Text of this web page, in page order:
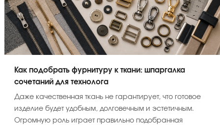
Как подобрать фурнитуру к ткани: шпаргалка
сочетаний для технолога
Даже качественная ткань не гарантирует, что готовое
изделие будет удобным, долговечным и эстетичным.
Огромную роль играет правильно подобранная